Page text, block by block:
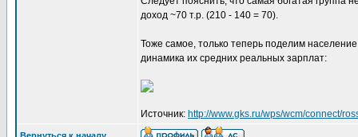
доход ~70 т.р. (210 - 140 = 70).
Тоже самое, только теперь поделим
динамика их средних реальных зарплат:
Источник: http://www.gks.ru/wps/wcm/connect/